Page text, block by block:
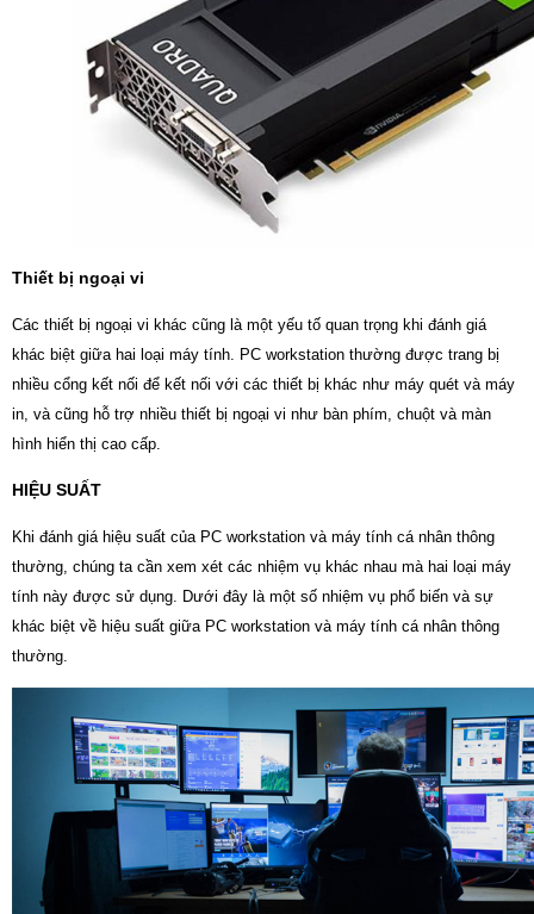
Thiết bị ngoại vi
Các thiết bị ngoại vi khác cũng là một yếu tố quan trọng khi đánh giá
khác biệt giữa hai loại máy tính. PC workstation thường được trang bị
nhiều cổng kết nối để kết nối với các thiết bị khác như máy quét và máy
in, và cũng hỗ trợ nhiều thiết bị ngoại vi như bàn phím, chuột và màn
hình hiển thị cao cấp.
HIỆU SUẤT
Khi đánh giá hiệu suất của PC workstation và máy tính cá nhân thông
thường, chúng ta cần xem xét các nhiệm vụ khác nhau mà hai loại máy
tính này được sử dụng. Dưới đây là một số nhiệm vụ phổ biến và sự
khác biệt về hiệu suất giữa PC workstation và máy tính cá nhân thông
thường.